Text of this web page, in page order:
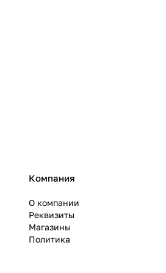
Компания
О компании
Реквизиты
Магазины
Политика